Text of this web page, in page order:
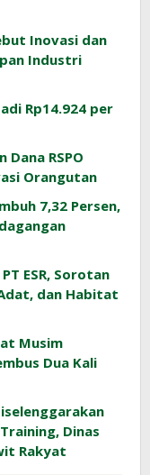
Inovasi dan
Industri
Rp14.924 per
RSPO
Orangutan
7,32 Persen,
ESR, Sorotan
dan Habitat
Musim
Dua Kali
Dinas
Rakyat